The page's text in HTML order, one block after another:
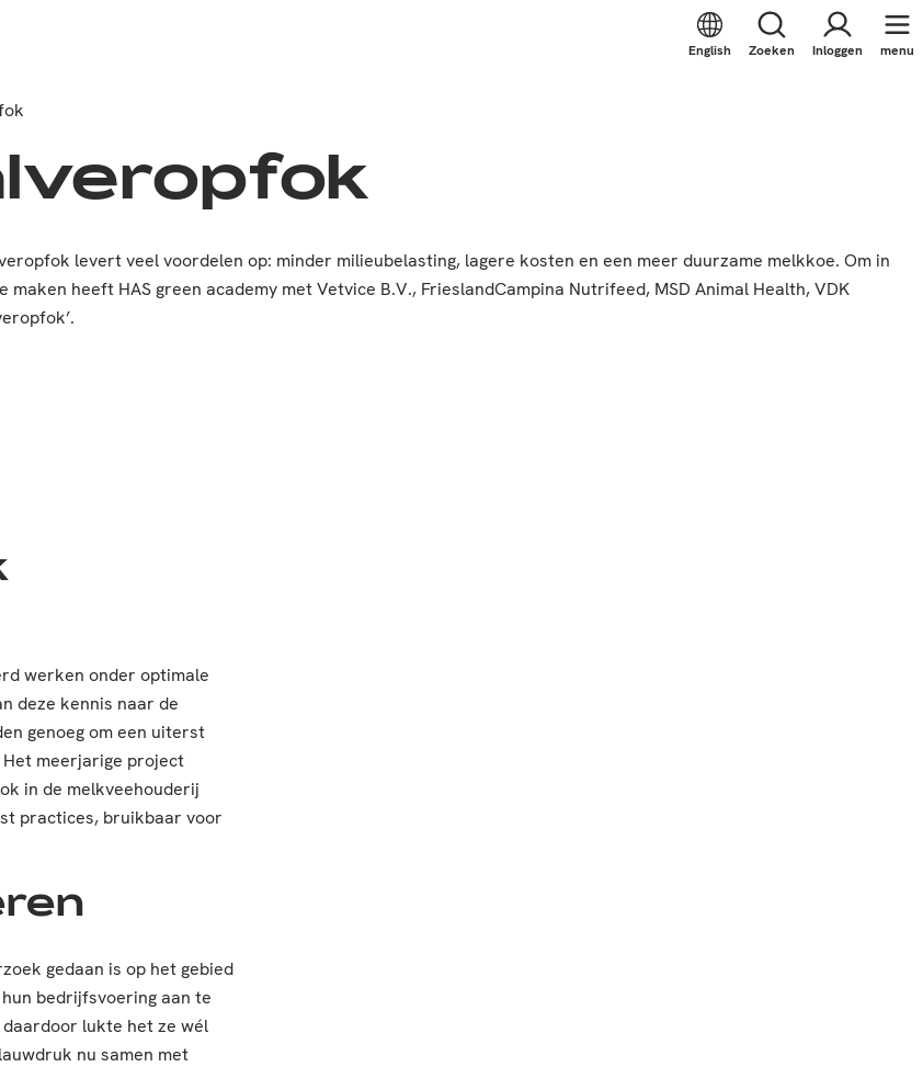
English Zoeken Inloggen menu
levert veel voordelen op: minder milieubelasting, lagere kosten en een meer duurzame melkkoe. Om in
heeft HAS green academy met Vetvice B.V., FrieslandCampina Nutrifeed, MSD Animal Health, VDK
werken onder optimale
deze kennis naar de
genoeg om een uiterst
meerjarige project
in de melkveehouderij
practices, bruikbaar voor
gedaan is op het gebied
bedrijfsvoering aan te
lukte het ze wél
nu samen met